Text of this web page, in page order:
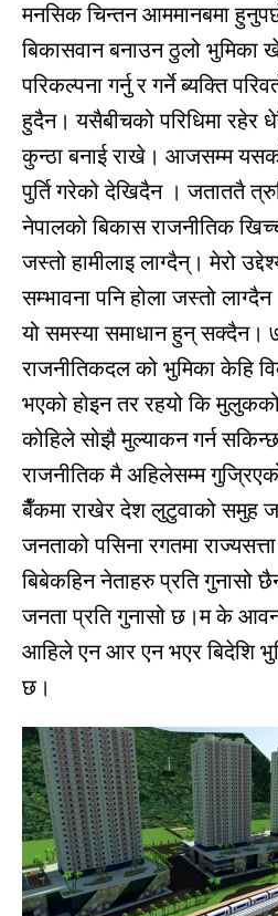
मनसिक चिन्तन आममानबमा
बिकासवान बनाउन ठुलो
परिकल्पना गर्नु र गर्ने ब्यक्ति
हुदैन। यसैबीचको परिधिमा रहेर
कुन्ठा बनाई राखे। आजसम्म
पुर्ति गरेको देखिदैन । जताततै
नेपालको बिकास राजनीतिक
जस्तो हामीलाइ लाग्दैन्। मेरो
सम्भावना पनि होला जस्तो
यो समस्या समाधान हुन् सक्दैन।
राजनीतिकदल को भुमिका केहि
भएको होइन तर रहयो कि
कोहिले सोझै मुल्याकन गर्न
राजनीतिक मै अहिलेसम्म
बैँकमा राखेर देश लुटुवाको
जनताको पसिना रगतमा
बिबेकहिन नेताहरु प्रति गुनासो
जनता प्रति गुनासो छ।म के
आहिले एन आर एन भएर बिदेशि
छ।